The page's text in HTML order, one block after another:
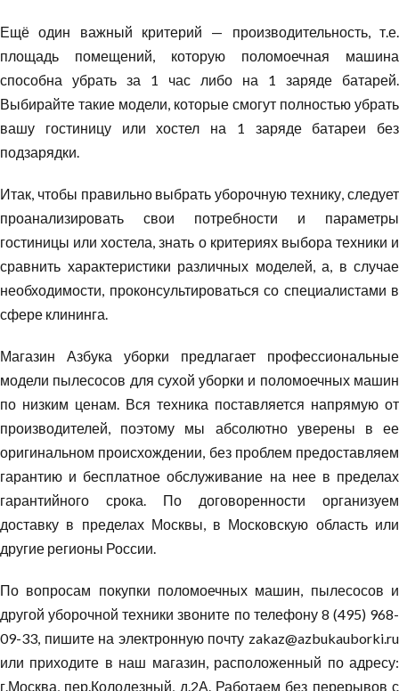
Ещё один важный критерий — производительность, т.е.
площадь помещений, которую поломоечная машина
способна убрать за 1 час либо на 1 заряде батарей.
Выбирайте такие модели, которые смогут полностью убрать
вашу гостиницу или хостел на 1 заряде батареи без
подзарядки.
Итак, чтобы правильно выбрать уборочную технику, следует
проанализировать свои потребности и параметры
гостиницы или хостела, знать о критериях выбора техники и
сравнить характеристики различных моделей, а, в случае
необходимости, проконсультироваться со специалистами в
сфере клининга.
Магазин Азбука уборки предлагает профессиональные
модели пылесосов для сухой уборки и поломоечных машин
по низким ценам. Вся техника поставляется напрямую от
производителей, поэтому мы абсолютно уверены в ее
оригинальном происхождении, без проблем предоставляем
гарантию и бесплатное обслуживание на нее в пределах
гарантийного срока. По договоренности организуем
доставку в пределах Москвы, в Московскую область или
другие регионы России.
По вопросам покупки поломоечных машин, пылесосов и
другой уборочной техники звоните по телефону 8 (495) 968-
09-33, пишите на электронную почту zakaz@azbukauborki.ru
или приходите в наш магазин, расположенный по адресу:
г.Москва, пер.Колодезный, д.2А. Работаем без перерывов с